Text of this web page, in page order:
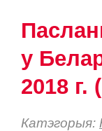
у
2018 г.
Катэгорыя: